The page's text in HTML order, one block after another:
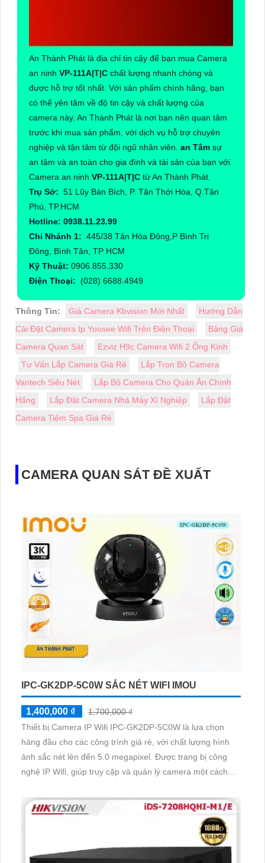
An Thành Phát là địa chỉ tin cậy để bạn mua Camera
an ninh VP-111A|T|C chất lượng nhanh chóng và
được hỗ trợ tốt nhất. Với sản phẩm chính hãng, bạn
có thể yên tâm về độ tin cậy và chất lượng của
camera này. An Thành Phát là nơi bạn nên quan tâm
trước khi mua sản phẩm, với dịch vụ hỗ trợ chuyên
nghiệp và tận tâm từ đội ngũ nhân viên. an Tâm sự
an tâm và an toàn cho gia đình và tài sản của bạn với
Camera an ninh VP-111A|T|C từ An Thành Phát.
Trụ Sở: 51 Lũy Bán Bích, P. Tân Thới Hòa, Q.Tân
Phú, TP.HCM
Hotline: 0938.11.23.99
Chi Nhánh 1: 445/38 Tân Hòa Đông,P Bình Trị
Đông, Bình Tân, TP HCM
Kỹ Thuật: 0906.855.330
Điện Thoại: (028) 6688.4949
Thông Tin: Giá Camera Kbvision Mới Nhất
Hướng Dẫn
Cài Đặt Camera Ip Yoosee Wifi Trên Điện Thoại
Bảng Giá
Camera Quan Sát
Ezviz H9c Camera Wifi 2 Ống Kính
Tư Vấn Lắp Camera Giá Rẻ
Lắp Trọn Bộ Camera
Vantech Siêu Nét
Lắp Bộ Camera Cho Quán Ăn Chính
Hãng
Lắp Đặt Camera Nhà Máy Xí Nghiệp
Lắp Đặt
Camera Tiệm Spa Giá Rẻ
CAMERA QUAN SÁT ĐỀ XUẤT
IPC-GK2DP-5C0W SẮC NÉT WIFI IMOU
1,400,000 ₫
1,700,000 ₫
Thiết bị Camera IP Wifi IPC-GK2DP-5C0W là lựa chọn
hàng đầu cho các công trình giá rẻ, với chất lượng hình
ảnh sắc nét lên đến 5.0 megapixel. Được trang bị công
nghệ IP Wifi, giúp truy cập và quản lý camera một cách
nghệ Hồng Ngoại 10m, camera cung cấp hình ảnh rõ ràng
ngay cả trong môi trường ánh sáng yếu